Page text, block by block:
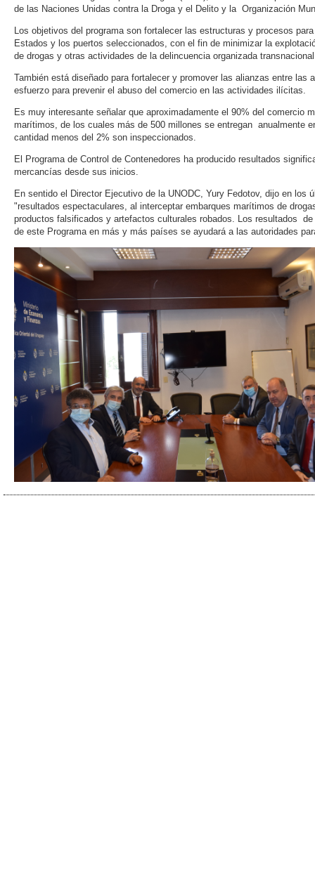
de las Naciones Unidas contra la Droga y el Delito y la Organización
Los objetivos del programa son fortalecer las estructuras y procesos
Estados y los puertos seleccionados, con el fin de minimizar la
de drogas y otras actividades de la delincuencia organizada
También está diseñado para fortalecer y promover las alianzas entre
esfuerzo para prevenir el abuso del comercio en las actividades ilícitas.
Es muy interesante señalar que aproximadamente el 90% del comercio
marítimos, de los cuales más de 500 millones se entregan anualmente
cantidad menos del 2% son inspeccionados.
El Programa de Control de Contenedores ha producido resultados
mercancías desde sus inicios.
En sentido el Director Ejecutivo de la UNODC, Yury Fedotov, dijo en
"resultados espectaculares, al interceptar embarques marítimos de
productos falsificados y artefactos culturales robados. Los resultados
de este Programa en más y más países se ayudará a las autoridades